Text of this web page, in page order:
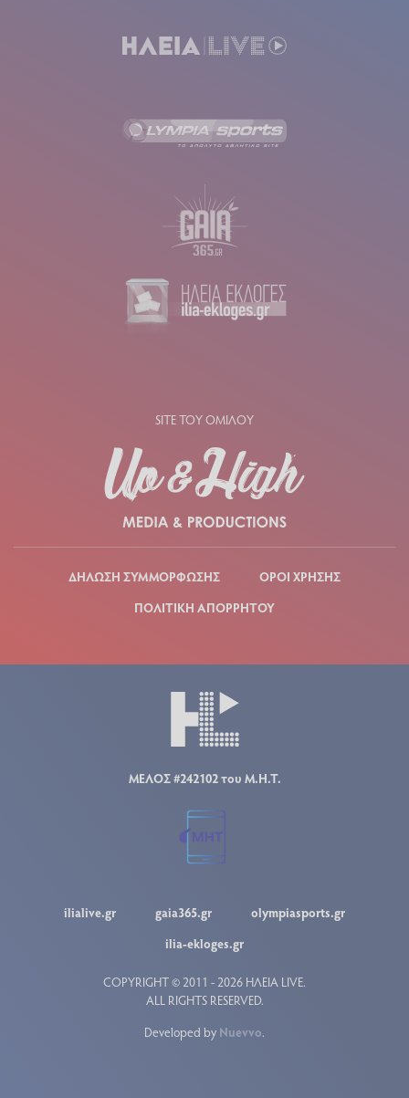
SITE ΤΟΥ ΟΜΙΛΟΥ
ΔΗΛΩΣΗ ΣΥΜΜΟΡΦΩΣΗΣ
ΟΡΟΙ ΧΡΗΣΗΣ
ΠΟΛΙΤΙΚΗ ΑΠΟΡΡΗΤΟΥ
ΜΕΛΟΣ #242102 του Μ.Η.Τ.
ilialive.gr gaia365.gr
olympiasports.gr
ilia-ekloges.gr
COPYRIGHT © 2011 - 2026 ΗΛΕΙΑ LIVE.
ALL RIGHTS RESERVED.
Developed by Nuevvo.